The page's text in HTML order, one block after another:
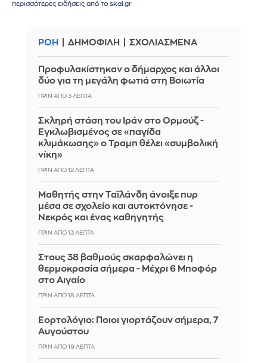
περισσότερες ειδήσεις από το skai.gr
ΡΟΗ ΔΗΜΟΦΙΛΗ ΣΧΟΛΙΑΣΜΕΝΑ
Προφυλακίστηκαν ο δήμαρχος και άλλοι
δύο για τη μεγάλη φωτιά στη Βοιωτία
ΠΡΙΝ ΑΠΌ 3 ΛΕΠΤΆ
Σκληρή στάση του Ιράν στο Ορμούζ -
Εγκλωβισμένος σε «παγίδα
κλιμάκωσης» ο Τραμπ θέλει «συμβολική
νίκη»
ΠΡΙΝ ΑΠΌ 12 ΛΕΠΤΆ
Μαθητής στην Ταϊλάνδη άνοιξε πυρ
μέσα σε σχολείο και αυτοκτόνησε -
Νεκρός και ένας καθηγητής
ΠΡΙΝ ΑΠΌ 13 ΛΕΠΤΆ
Στους 38 βαθμούς σκαρφαλώνει η
θερμοκρασία σήμερα - Μέχρι 6 Μποφόρ
στο Αιγαίο
ΠΡΙΝ ΑΠΌ 18 ΛΕΠΤΆ
Εορτολόγιο: Ποιοι γιορτάζουν σήμερα, 7
Αυγούστου
ΠΡΙΝ ΑΠΌ 19 ΛΕΠΤΆ